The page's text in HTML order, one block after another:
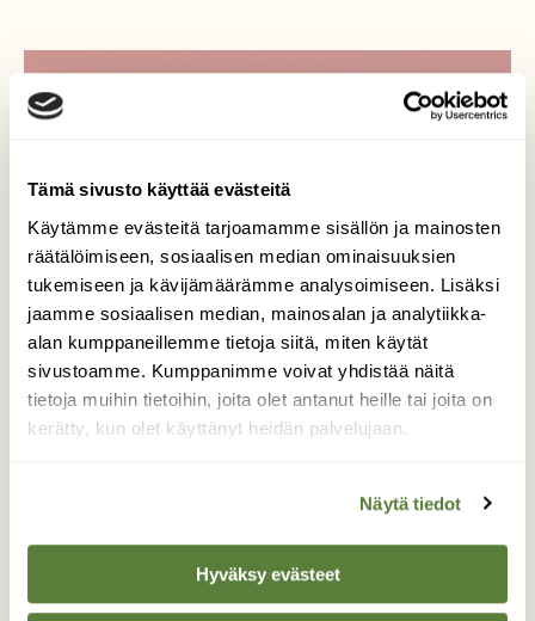
Tämä sivusto käyttää evästeitä
Käytämme evästeitä tarjoamamme sisällön ja mainosten
räätälöimiseen, sosiaalisen median ominaisuuksien
tukemiseen ja kävijämäärämme analysoimiseen. Lisäksi
jaamme sosiaalisen median, mainosalan ja analytiikka-
alan kumppaneillemme tietoja siitä, miten käytät
sivustoamme. Kumppanimme voivat yhdistää näitä
tietoja muihin tietoihin, joita olet antanut heille tai joita on
kerätty, kun olet käyttänyt heidän palvelujaan.
Näytä tiedot
Hyväksy evästeet
Tilaa Suomen Luonto
luonto- ja ympäristöjournalismia.
Tilaa Suomen Luonto ja tule mukaan
luonnonystävien joukkoon!
Alk. 3 numeroa 23,40 €.
Tilaa nyt!
Samalta kirjoittajalta